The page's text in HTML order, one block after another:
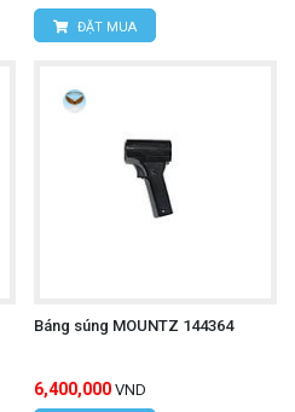
ĐẶT MUA
Báng súng MOUNTZ 144364
6,400,000 VND